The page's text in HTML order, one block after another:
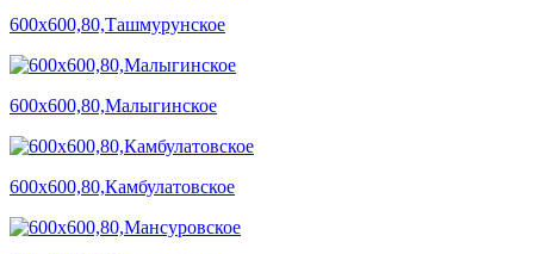
600х600,80,Ташмурунское
600х600,80,Малыгинское
600х600,80,Камбулатовское